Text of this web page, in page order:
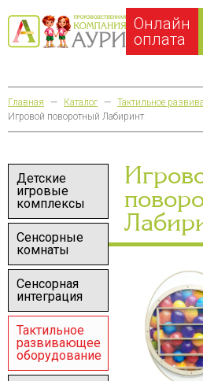
Онлайн
оплата
Главная — Каталог — Тактильное
Игровой поворотный Лабиринт
Детские
игровые
комплексы
Сенсорные
комнаты
Сенсорная
интеграция
Тактильное
развивающее
оборудование